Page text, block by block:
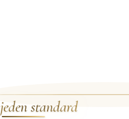
jeden standard